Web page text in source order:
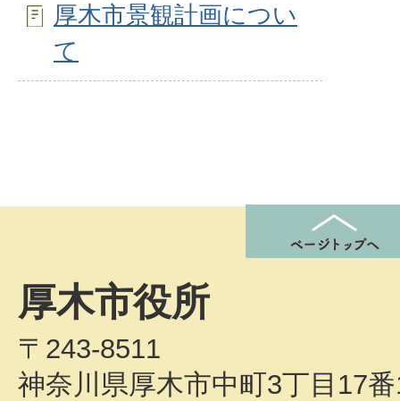
厚木市景観計画につい
て
厚木市役所
〒243-8511
神奈川県厚木市中町3丁目17